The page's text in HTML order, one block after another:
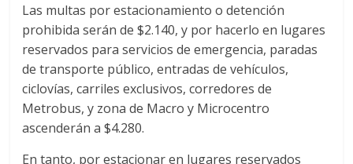
Las multas por estacionamiento o detención
prohibida serán de $2.140, y por hacerlo en lugares
reservados para servicios de emergencia, paradas
de transporte público, entradas de vehículos,
ciclovías, carriles exclusivos, corredores de
Metrobus, y zona de Macro y Microcentro
ascenderán a $4.280.
En tanto, por estacionar en lugares reservados